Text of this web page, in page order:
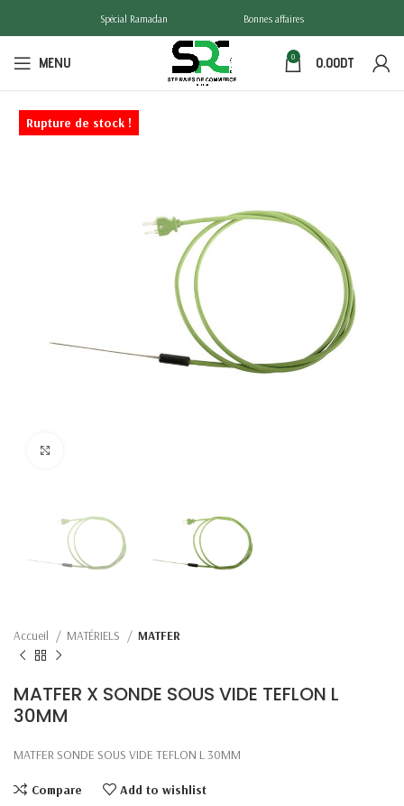
Spécial Ramadan Bonnes affaires
MENU 0 0.00DT
Rupture de stock !
Accueil MATÉRIELS MATFER
MATFER X SONDE SOUS VIDE TEFLON L
30MM
MATFER SONDE SOUS VIDE TEFLON L 30MM
Compare Add to wishlist